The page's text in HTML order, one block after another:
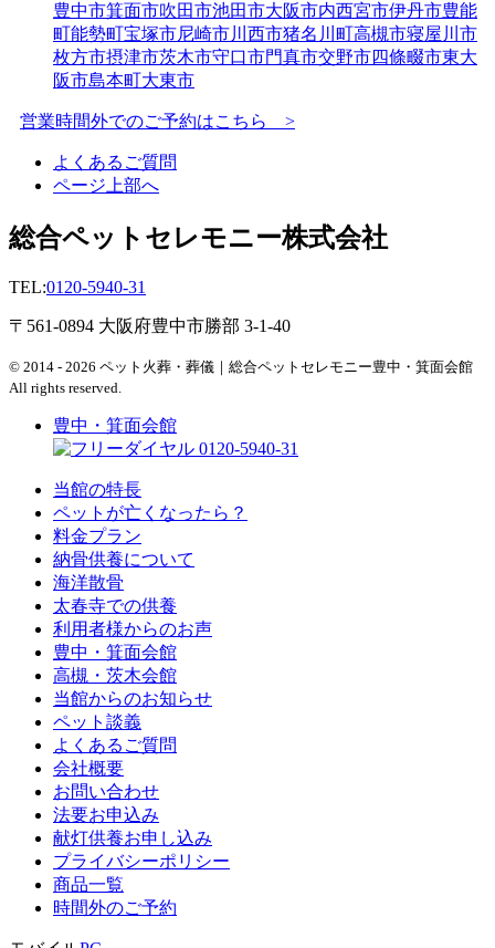
豊中市箕面市吹田市池田市大阪市内西宮市伊丹市豊能
町能勢町宝塚市尼崎市川西市猪名川町高槻市寝屋川市
枚方市摂津市茨木市守口市門真市交野市四條畷市東大
阪市島本町大東市
営業時間外でのご予約はこちら >
よくあるご質問
ページ上部へ
総合ペットセレモニー株式会社
TEL:0120-5940-31
〒561-0894 大阪府豊中市勝部 3-1-40
© 2014 - 2026 ペット火葬・葬儀｜総合ペットセレモニー豊中・箕面会館
All rights reserved.
豊中・箕面会館
0120-5940-31
当館の特長
ペットが亡くなったら？
料金プラン
納骨供養について
海洋散骨
太春寺での供養
利用者様からのお声
豊中・箕面会館
高槻・茨木会館
当館からのお知らせ
ペット談義
よくあるご質問
会社概要
お問い合わせ
法要お申込み
献灯供養お申し込み
プライバシーポリシー
商品一覧
時間外のご予約